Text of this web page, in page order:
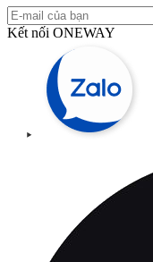
Kết nối ONEWAY